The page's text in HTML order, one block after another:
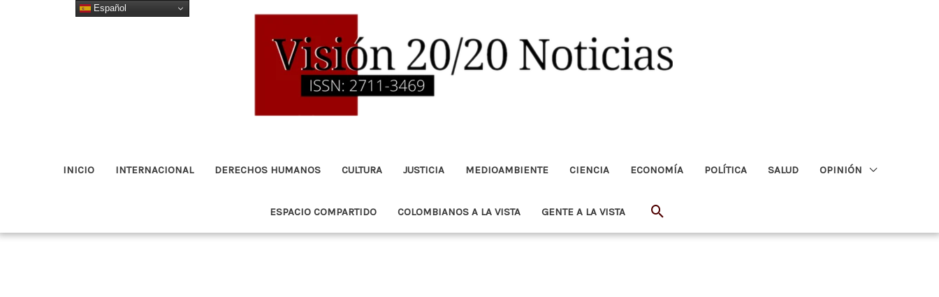
INICIO INTERNACIONAL DERECHOS HUMANOS CULTURA JUSTICIA MEDIOAMBIENTE CIENCIA ECONOMÍA POLÍTICA SALUD OPINIÓN
ESPACIO COMPARTIDO COLOMBIANOS A LA VISTA GENTE A LA VISTA Buscar
Español